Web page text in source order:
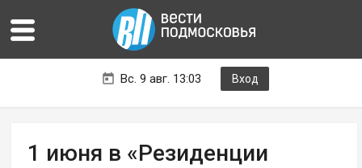
Вс. 9 авг. 13:03 Вход
1 июня в «Резиденции